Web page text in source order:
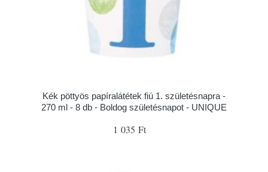
Kék pöttyös papíralátétek fiú 1. születésnapra -
270 ml - 8 db - Boldog születésnapot - UNIQUE
1 035 Ft